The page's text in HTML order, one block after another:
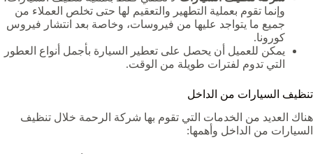
وإنما تقوم بعملية التطهير والتعقيم لها حتى تخلص العملاء من
جميع ما يتواجد عليها من فيروسات، وخاصة بعد انتشار فيروس
كورونا.
يمكن للعميل أن يحصل على تعطير السيارة بأجمل أنواع العطور
التي تدوم لفترات طويلة من الوقت.
تنظيف السيارات من الداخل
هناك العديد من الخدمات التي تقوم بها شركة الرحمة خلال تنظيف
السيارات من الداخل وأهمها: